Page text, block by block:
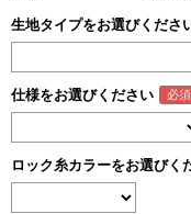
生地タイプをお選びくださ
仕様をお選びください
ロック糸カラーをお選びく